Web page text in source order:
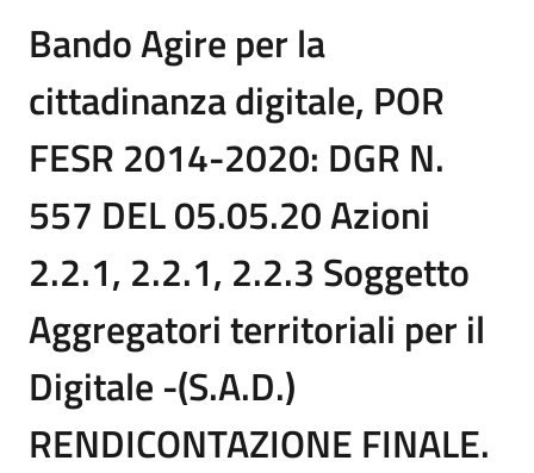
Bando Agire per la
cittadinanza digitale, POR
FESR 2014-2020: DGR N.
557 DEL 05.05.20 Azioni
2.2.1, 2.2.1, 2.2.3 Soggetto
Aggregatori territoriali per il
Digitale -(S.A.D.)
RENDICONTAZIONE FINALE.